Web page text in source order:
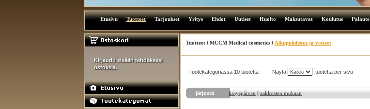
Etusivu Tuotteet Tarjoukset Yritys Ehdot Uutiset Huolto Maksutavat Koulutus Palaute
Kirjaudu sisään tehdäksesi
ostoksia.
Tuotteet / MCCM Medical cosmetics / Alkupuhdistus ja voiteet
Tuotekategoriassa 10 tuotetta Näytä tuotetta per sivu
järjestä lisäyspäivän | aakkosten mukaan